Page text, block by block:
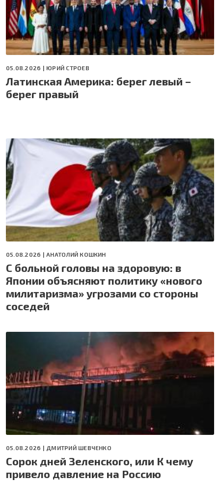
05.08.2026 | ЮРИЙ СТРОЕВ
Латинская Америка: берег левый –
берег правый
05.08.2026 | АНАТОЛИЙ КОШКИН
С больной головы на здоровую: в
Японии объясняют политику «нового
милитаризма» угрозами со стороны
соседей
05.08.2026 | ДМИТРИЙ ШЕВЧЕНКО
Сорок дней Зеленского, или К чему
привело давление на Россию